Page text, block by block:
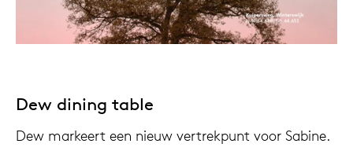
Dew dining table
Dew markeert een nieuw vertrekpunt voor Sabine.